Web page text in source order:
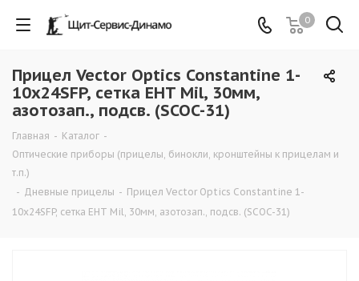
0
Прицел Vector Optics Constantine 1-
10x24SFP, сетка EHT Mil, 30мм,
азотозап., подсв. (SCOC-31)
Главная - Каталог -
Оптические приборы (прицелы, бинокли, кронштейны к прицелам и
т.п.)
- Дневные прицелы - Прицел Vector Optics Constantine 1-
10x24SFP, сетка EHT Mil, 30мм, азотозап., подсв. (SCOC-31)